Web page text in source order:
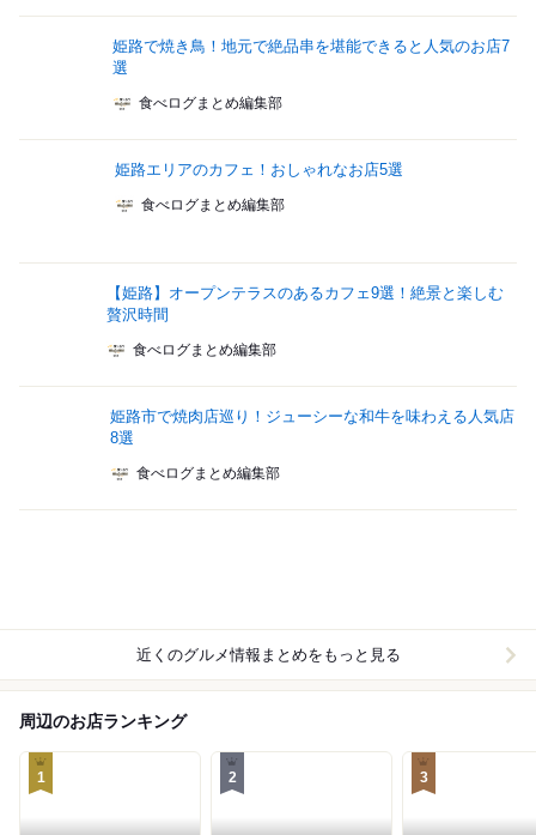
姫路で焼き鳥！地元で絶品串を堪能できると人気のお店7
選
食べログまとめ編集部
姫路エリアのカフェ！おしゃれなお店5選
食べログまとめ編集部
【姫路】オープンテラスのあるカフェ9選！絶景と楽しむ
贅沢時間
食べログまとめ編集部
姫路市で焼肉店巡り！ジューシーな和牛を味わえる人気店
8選
食べログまとめ編集部
近くのグルメ情報まとめをもっと見る
周辺のお店ランキング
1 2 3